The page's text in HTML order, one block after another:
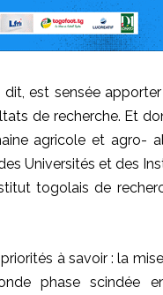
est sensée
de recherche. Et
agricole et agro-
Universités et des
togolais de
à savoir : la
phase scindée